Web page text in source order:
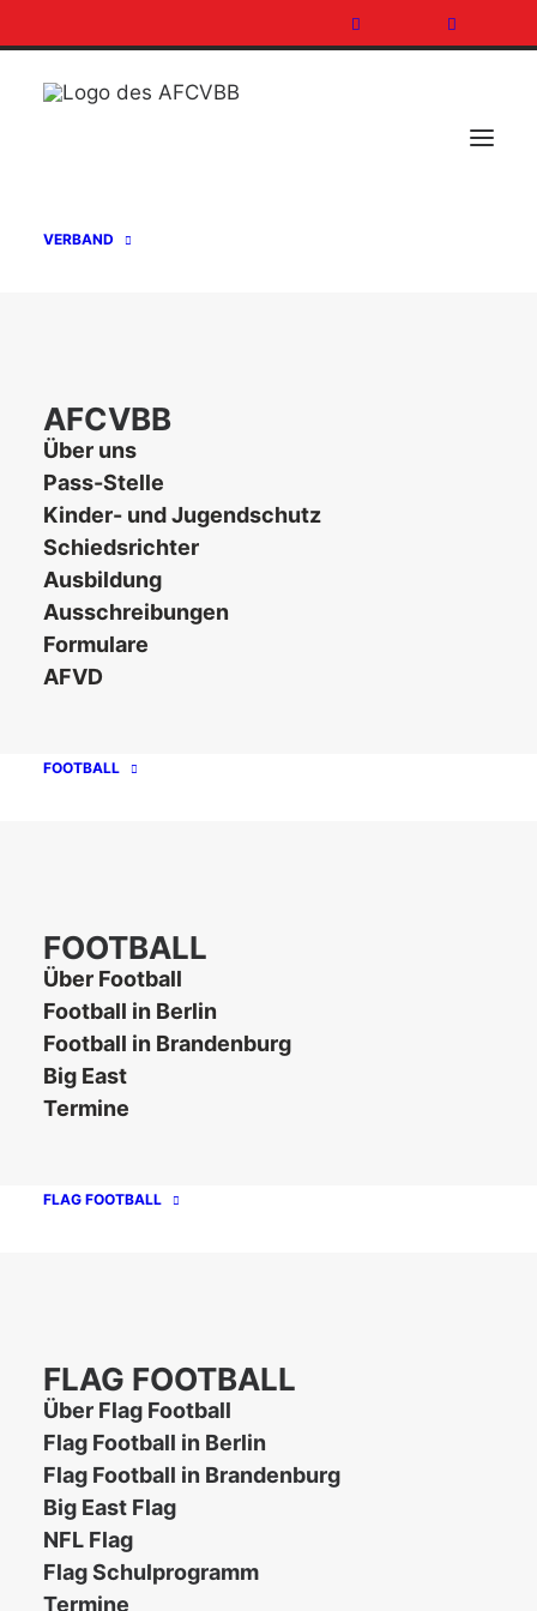
VERBAND
AFCVBB
Über uns
Pass-Stelle
Kinder- und Jugendschutz
Schiedsrichter
Ausbildung
Ausschreibungen
Formulare
AFVD
FOOTBALL
FOOTBALL
Über Football
Football in Berlin
Football in Brandenburg
Big East
Termine
FLAG FOOTBALL
FLAG FOOTBALL
Über Flag Football
Flag Football in Berlin
Flag Football in Brandenburg
Big East Flag
NFL Flag
Flag Schulprogramm
Termine
AFVD Flag
5er DFFL
Vorpommern)
SV Rot Weiß Viktoria Mitte 08 e. V. (Berlin-
Brandenburg)
9er DFFL
Brandenburg)
SG Baltic Blue Stars / Lübeck Cougars
(Meckl.-Vorpommern)
3. Regionalliga